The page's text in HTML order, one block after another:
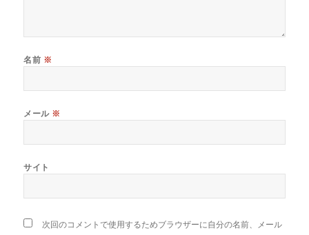
名前 ※
メール ※
サイト
次回のコメントで使用するためブラウザーに自分の名前、メール